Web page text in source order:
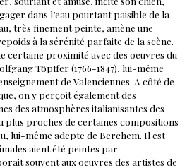
dans l’eau pourtant paisible de la
très finement peinte, amène une
à la sérénité parfaite de la scène.
certaine proximité avec des oeuvres du
Töpffer (1766-1847), lui-même
de Valenciennes. A côté de
on y perçoit également des
des atmosphères italianisantes des
plus proches de certaines compositions
lui-même adepte de Berchem. Il est
aient été peintes par
souvent aux oeuvres des artistes de